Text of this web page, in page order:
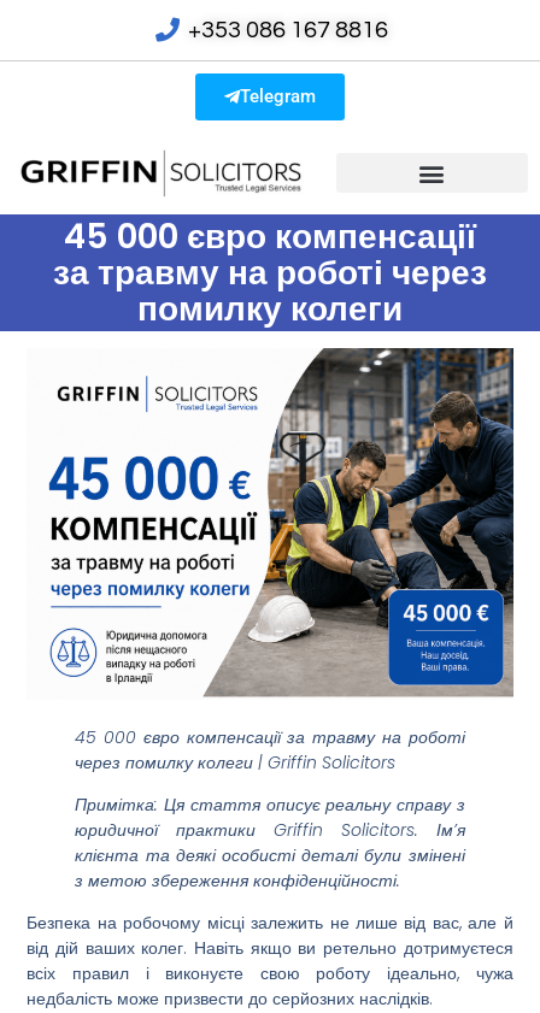
+353 086 167 8816
Telegram
45 000 євро компенсації
за травму на роботі через
помилку колеги
45 000 євро компенсації за травму на роботі
через помилку колеги | Griffin Solicitors
Примітка: Ця стаття описує реальну справу з
юридичної практики Griffin Solicitors. Ім’я
клієнта та деякі особисті деталі були змінені
з метою збереження конфіденційності.
Безпека на робочому місці залежить не лише від вас, але й
від дій ваших колег. Навіть якщо ви ретельно дотримуєтеся
всіх правил і виконуєте свою роботу ідеально, чужа
недбалість може призвести до серйозних наслідків.